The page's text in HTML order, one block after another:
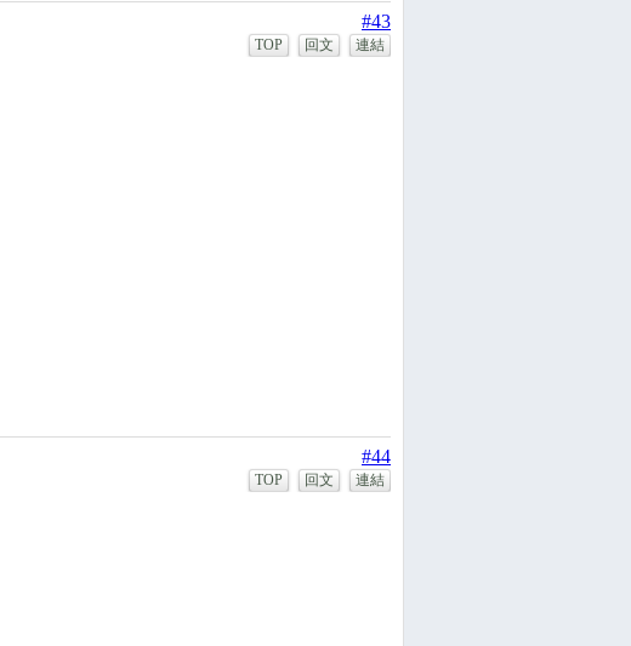
#43
TOP 回文 連結
#44
TOP 回文 連結